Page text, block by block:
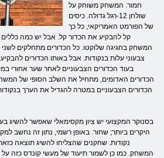
חמור. המשחק משוחק על
שולחן 12-רגל גדולה. כיסים
של הפורמט האמריקאי, כל כך
קל להבקיע את הכדור קל. אבל יש כמה
המשחק בחגיגה שלוקטו. כל הכדורים מתחלקים לשני
צבעוני עלות בנקודות. אבל באותו הכדורים
בעוד הכדורים הצבעוניים לאחר שער אחורי
הכדורים האדומים, מתחיל את השלב הסופי של
הכדורים הצבעוניים במטרה להגדיל את הערך
בסנוקר המקצועי יש ציון מקסימאלי שאפשר להשיג
נקודות. שחקנים שהצליחו להשיג תוצאה
המשחק. כמו כן לשמור תיעוד של מעשי קונדס כזה